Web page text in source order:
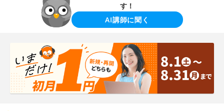
す！
AI講師に聞く